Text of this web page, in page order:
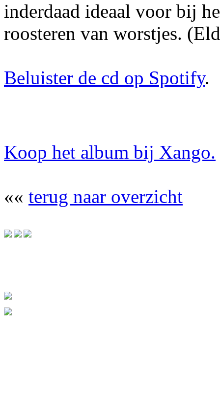
inderdaad ideaal voor bij
roosteren van worstjes.
Beluister de cd op Spotify.
Koop het album bij Xango.
«« terug naar overzicht